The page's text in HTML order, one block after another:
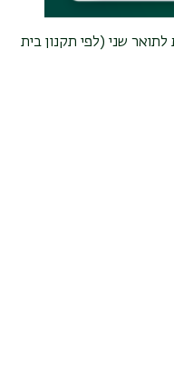
שני (לפי תקנון בית